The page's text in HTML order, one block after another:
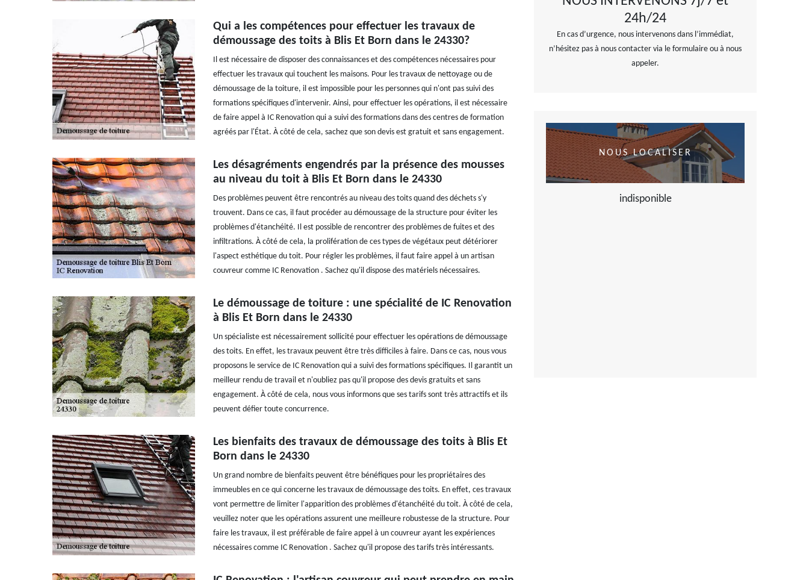
Qui a les compétences pour effectuer les travaux de
démoussage des toits à Blis Et Born dans le 24330?
Il est nécessaire de disposer des connaissances et des compétences nécessaires pour
effectuer les travaux qui touchent les maisons. Pour les travaux de nettoyage ou de
démoussage de la toiture, il est impossible pour les personnes qui n'ont pas suivi des
formations spécifiques d'intervenir. Ainsi, pour effectuer les opérations, il est nécessaire
de faire appel à IC Renovation qui a suivi des formations dans des centres de formation
agréés par l'État. À côté de cela, sachez que son devis est gratuit et sans engagement.
Les désagréments engendrés par la présence des mousses
au niveau du toit à Blis Et Born dans le 24330
Des problèmes peuvent être rencontrés au niveau des toits quand des déchets s'y
trouvent. Dans ce cas, il faut procéder au démoussage de la structure pour éviter les
problèmes d'étanchéité. Il est possible de rencontrer des problèmes de fuites et des
infiltrations. À côté de cela, la prolifération de ces types de végétaux peut détériorer
l'aspect esthétique du toit. Pour régler les problèmes, il faut faire appel à un artisan
couvreur comme IC Renovation . Sachez qu'il dispose des matériels nécessaires.
Le démoussage de toiture : une spécialité de IC Renovation
à Blis Et Born dans le 24330
Un spécialiste est nécessairement sollicité pour effectuer les opérations de démoussage
des toits. En effet, les travaux peuvent être très difficiles à faire. Dans ce cas, nous vous
proposons le service de IC Renovation qui a suivi des formations spécifiques. Il garantit un
meilleur rendu de travail et n'oubliez pas qu'il propose des devis gratuits et sans
engagement. À côté de cela, nous vous informons que ses tarifs sont très attractifs et ils
peuvent défier toute concurrence.
Les bienfaits des travaux de démoussage des toits à Blis Et
Born dans le 24330
Un grand nombre de bienfaits peuvent être bénéfiques pour les propriétaires des
immeubles en ce qui concerne les travaux de démoussage des toits. En effet, ces travaux
vont permettre de limiter l'apparition des problèmes d'étanchéité du toit. À côté de cela,
veuillez noter que les opérations assurent une meilleure robustesse de la structure. Pour
faire les travaux, il est préférable de faire appel à un couvreur ayant les expériences
nécessaires comme IC Renovation . Sachez qu'il propose des tarifs très intéressants.
24h/24
En cas d’urgence, nous intervenons dans l’immédiat,
n’hésitez pas à nous contacter via le formulaire ou à nous
appeler.
NOUS LOCALISER
indisponible